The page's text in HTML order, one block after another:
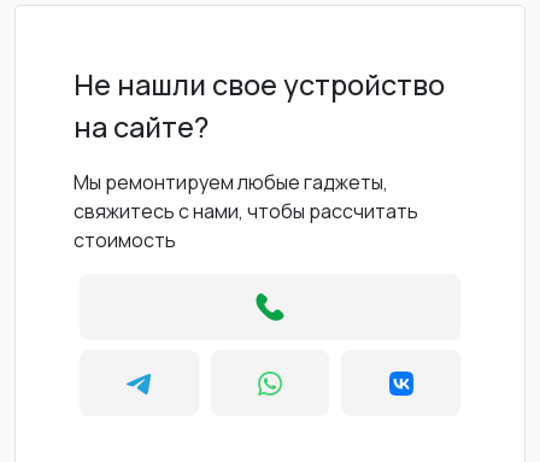
Не нашли свое устройство
на сайте?
Мы ремонтируем любые гаджеты,
свяжитесь с нами, чтобы рассчитать
стоимость